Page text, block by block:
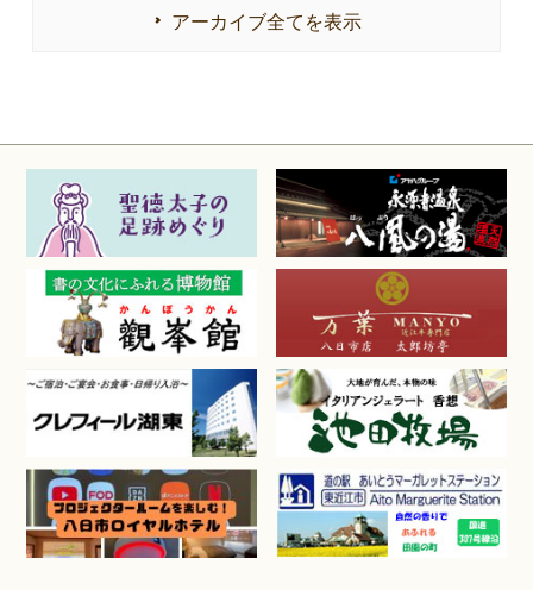
アーカイブ全てを表示